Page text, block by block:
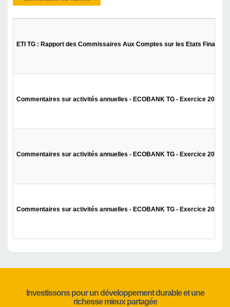
ETI TG : Rapport des Commissaires Aux Comptes sur les Etats
Commentaires sur activités annuelles - ECOBANK TG - Exercice 2013
Commentaires sur activités annuelles - ECOBANK TG - Exercice 2010
Commentaires sur activités annuelles - ECOBANK TG - Exercice 2009
Investissons pour un développement durable et une
richesse mieux partagée